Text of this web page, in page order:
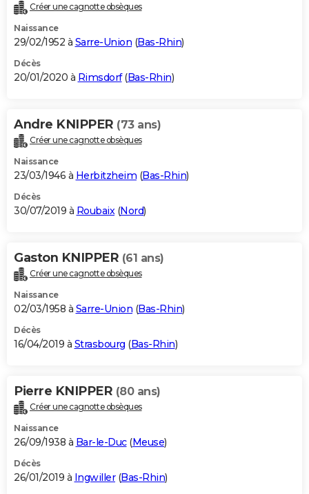
Créer une cagnotte obsèques
Naissance
29/02/1952 à Sarre-Union (Bas-Rhin)
Décès
20/01/2020 à Rimsdorf(Bas-Rhin)
Andre KNIPPER (73 ans)
Créer une cagnotte obsèques
Naissance
23/03/1946 à Herbitzheim (Bas-Rhin)
Décès
30/07/2019 à Roubaix(Nord)
Gaston KNIPPER (61 ans)
Créer une cagnotte obsèques
Naissance
02/03/1958 à Sarre-Union (Bas-Rhin)
Décès
16/04/2019 à Strasbourg (Bas-Rhin)
Pierre KNIPPER (80 ans)
Créer une cagnotte obsèques
Naissance
26/09/1938 à Bar-le-Duc(Meuse)
Décès
26/01/2019 à Ingwiller(Bas-Rhin)